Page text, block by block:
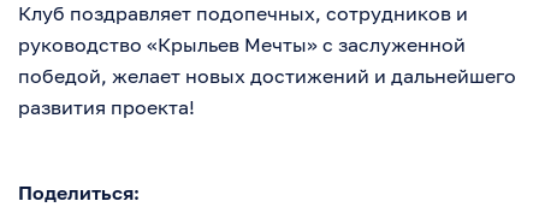
Клуб поздравляет подопечных, сотрудников и
руководство «Крыльев Мечты» с заслуженной
победой, желает новых достижений и дальнейшего
развития проекта!
Поделиться: